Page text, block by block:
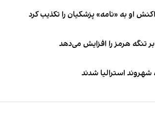
او به «نامه» پزشکیان را تکذیب کرد
تنگه هرمز را افزایش می‌دهد